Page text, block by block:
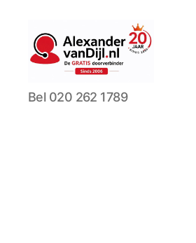
AlexandervanDijl.nl
Bel 020 262 1789